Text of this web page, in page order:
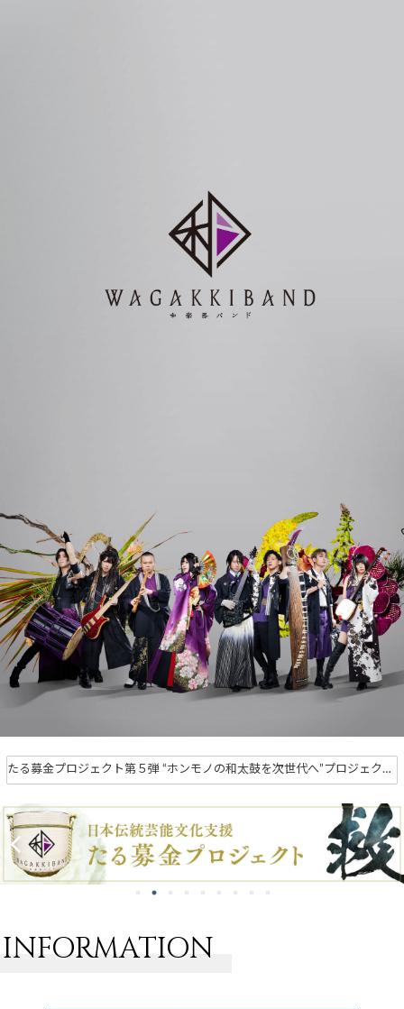
たる募金プロジェクト第５弾 “ホンモノの和太鼓を次世代へ”プロジェクト完了のご報告
INFORMATION